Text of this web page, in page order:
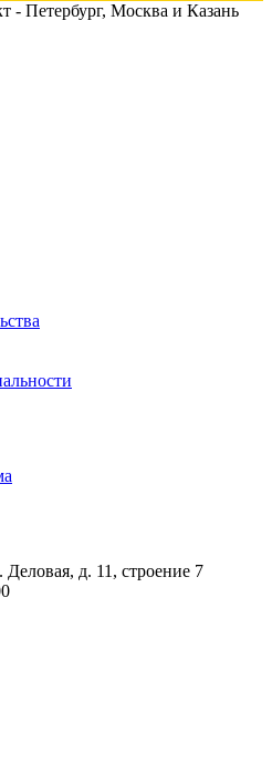
- Петербург, Москва и Казань
д. 11, строение 7